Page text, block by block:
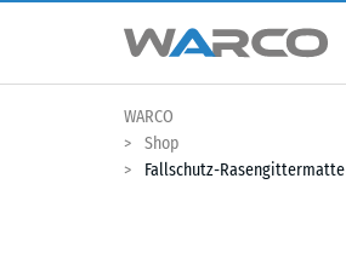
WARCO
Shop
Fallschutz-Rasengittermatte